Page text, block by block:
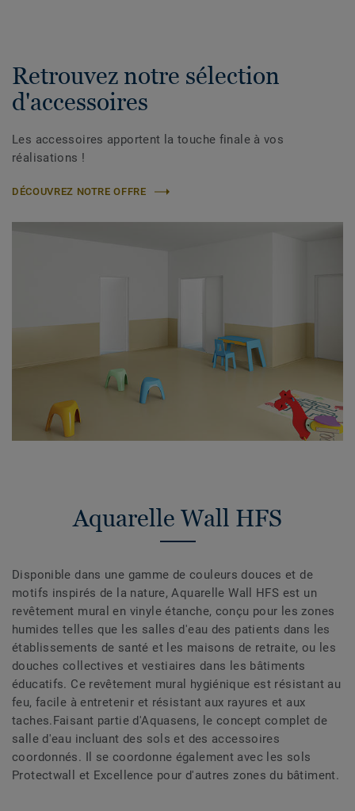
Retrouvez notre sélection
d'accessoires
Les accessoires apportent la touche finale à vos
réalisations !
DÉCOUVREZ NOTRE OFFRE
Aquarelle Wall HFS
Disponible dans une gamme de couleurs douces et de
motifs inspirés de la nature, Aquarelle Wall HFS est un
revêtement mural en vinyle étanche, conçu pour les zones
humides telles que les salles d'eau des patients dans les
établissements de santé et les maisons de retraite, ou les
douches collectives et vestiaires dans les bâtiments
éducatifs. Ce revêtement mural hygiénique est résistant au
feu, facile à entretenir et résistant aux rayures et aux
taches.Faisant partie d'Aquasens, le concept complet de
salle d'eau incluant des sols et des accessoires
coordonnés. Il se coordonne également avec les sols
Protectwall et Excellence pour d'autres zones du bâtiment.